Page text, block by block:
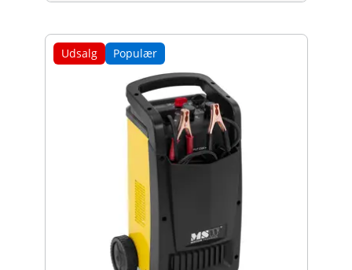
Udsalg Populær